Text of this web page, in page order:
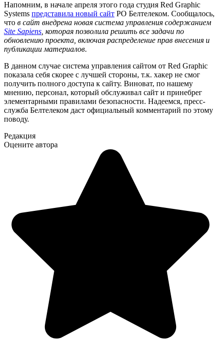
Напомним, в начале апреля этого года студия Red Graphic
Systems представила новый сайт РО Белтелеком. Сообщалось,
что в сайт внедрена новая система управления содержанием
Site Sapiens , которая позволила решить все задачи по
обновлению проекта, включая распределение прав внесения и
публикации материалов.
В данном случае система управления сайтом от Red Graphic
показала себя скорее с лучшей стороны, т.к. хакер не смог
получить полного доступа к сайту. Виноват, по нашему
мнению, персонал, который обслуживал сайт и принебрег
элементарными правилами безопасности. Надеемся, пресс-
служба Белтелеком даст официальный комментарий по этому
поводу.
Редакция
Оцените автора